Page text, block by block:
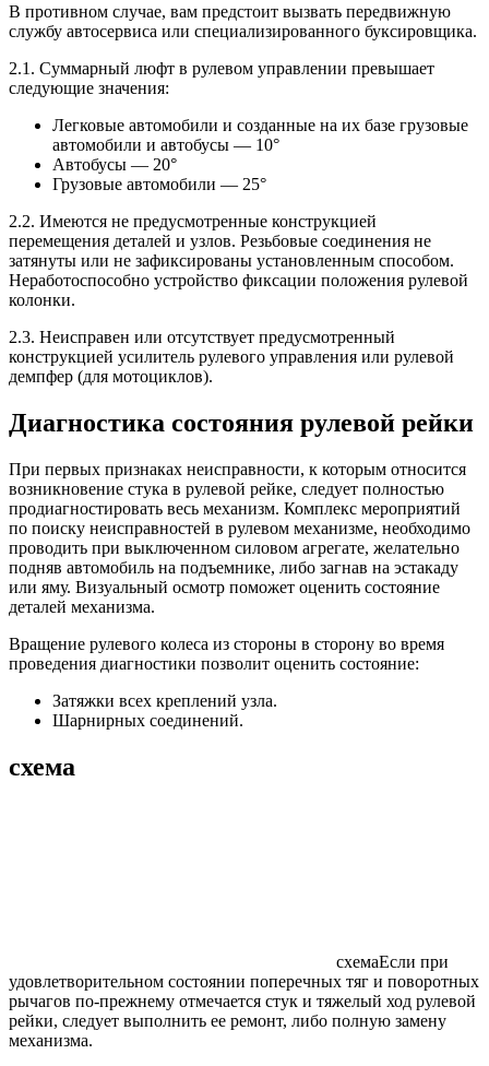
В противном случае, вам предстоит вызвать передвижную
службу автосервиса или специализированного буксировщика.
2.1. Суммарный люфт в рулевом управлении превышает
следующие значения:
Легковые автомобили и созданные на их базе грузовые
автомобили и автобусы — 10°
Автобусы — 20°
Грузовые автомобили — 25°
2.2. Имеются не предусмотренные конструкцией
перемещения деталей и узлов. Резьбовые соединения не
затянуты или не зафиксированы установленным способом.
Неработоспособно устройство фиксации положения рулевой
колонки.
2.3. Неисправен или отсутствует предусмотренный
конструкцией усилитель рулевого управления или рулевой
демпфер (для мотоциклов).
Диагностика состояния рулевой рейки
При первых признаках неисправности, к которым относится
возникновение стука в рулевой рейке, следует полностью
продиагностировать весь механизм. Комплекс мероприятий
по поиску неисправностей в рулевом механизме, необходимо
проводить при выключенном силовом агрегате, желательно
подняв автомобиль на подъемнике, либо загнав на эстакаду
или яму. Визуальный осмотр поможет оценить состояние
деталей механизма.
Вращение рулевого колеса из стороны в сторону во время
проведения диагностики позволит оценить состояние:
Затяжки всех креплений узла.
Шарнирных соединений.
схема
схемаЕсли при
удовлетворительном состоянии поперечных тяг и поворотных
рычагов по-прежнему отмечается стук и тяжелый ход рулевой
рейки, следует выполнить ее ремонт, либо полную замену
механизма.